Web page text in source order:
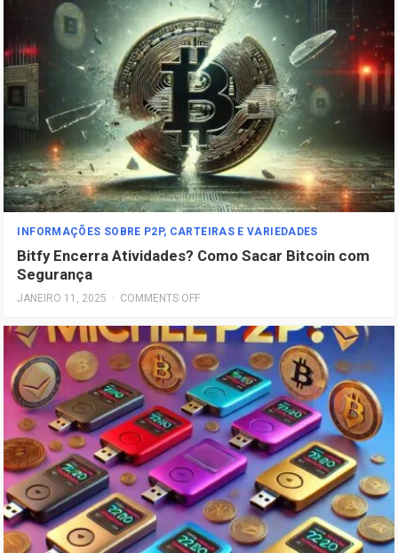
INFORMAÇÕES SOBRE P2P, CARTEIRAS E VARIEDADES
Bitfy Encerra Atividades? Como Sacar Bitcoin com
Segurança
JANEIRO 11, 2025 · COMMENTS OFF